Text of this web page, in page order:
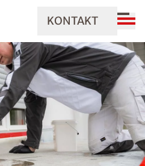
KONTAKT